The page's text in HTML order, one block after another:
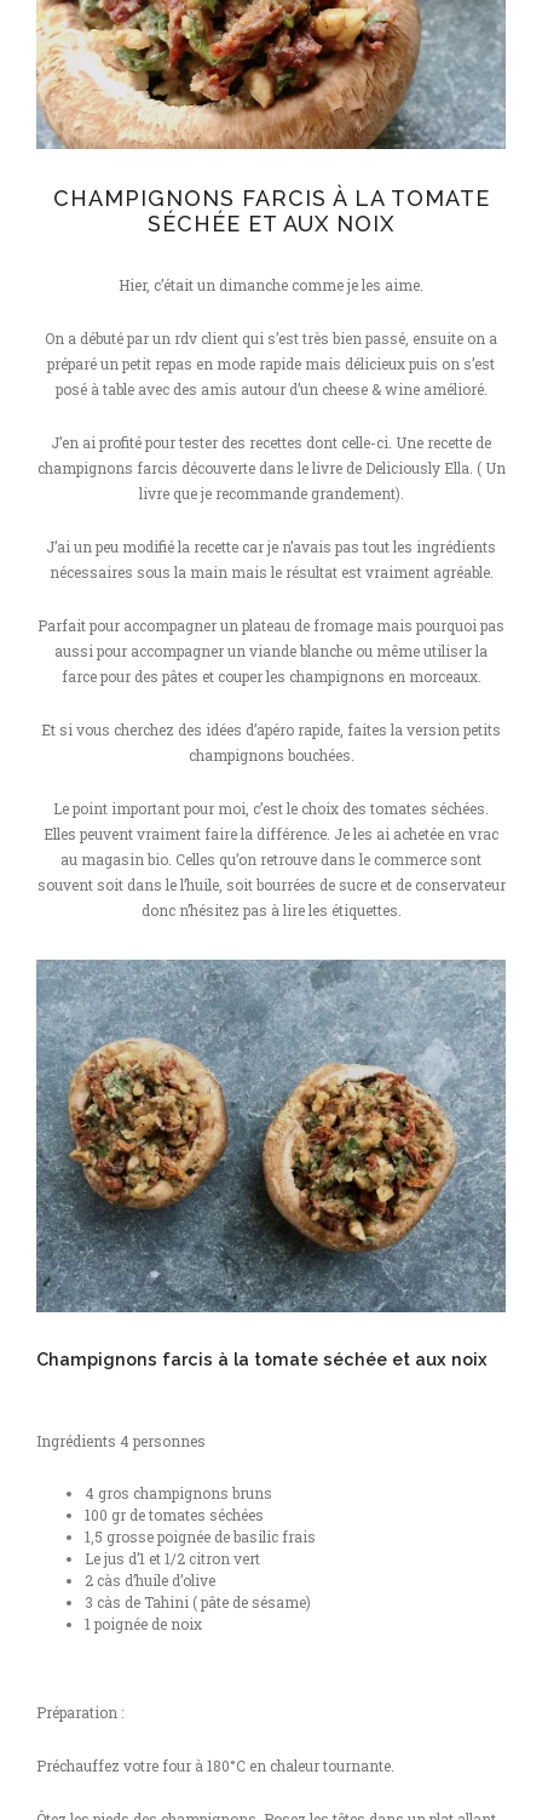
CHAMPIGNONS FARCIS À LA TOMATE
SÉCHÉE ET AUX NOIX
Hier, c’était un dimanche comme je les aime.
On a débuté par un rdv client qui s’est très bien passé, ensuite on a
préparé un petit repas en mode rapide mais délicieux puis on s’est
posé à table avec des amis autour d’un cheese & wine amélioré.
J’en ai profité pour tester des recettes dont celle-ci. Une recette de
champignons farcis découverte dans le livre de Deliciously Ella. ( Un
livre que je recommande grandement).
J’ai un peu modifié la recette car je n’avais pas tout les ingrédients
nécessaires sous la main mais le résultat est vraiment agréable.
Parfait pour accompagner un plateau de fromage mais pourquoi pas
aussi pour accompagner un viande blanche ou même utiliser la
farce pour des pâtes et couper les champignons en morceaux.
Et si vous cherchez des idées d’apéro rapide, faites la version petits
champignons bouchées.
Le point important pour moi, c’est le choix des tomates séchées.
Elles peuvent vraiment faire la différence. Je les ai achetée en vrac
au magasin bio. Celles qu’on retrouve dans le commerce sont
souvent soit dans le l’huile, soit bourrées de sucre et de conservateur
donc n’hésitez pas à lire les étiquettes.
Champignons farcis à la tomate séchée et aux noix
Ingrédients 4 personnes
4 gros champignons bruns
100 gr de tomates séchées
1,5 grosse poignée de basilic frais
Le jus d’1 et 1/2 citron vert
2 càs d’huile d’olive
3 càs de Tahini ( pâte de sésame)
1 poignée de noix
Préparation :
Préchauffez votre four à 180°C en chaleur tournante.